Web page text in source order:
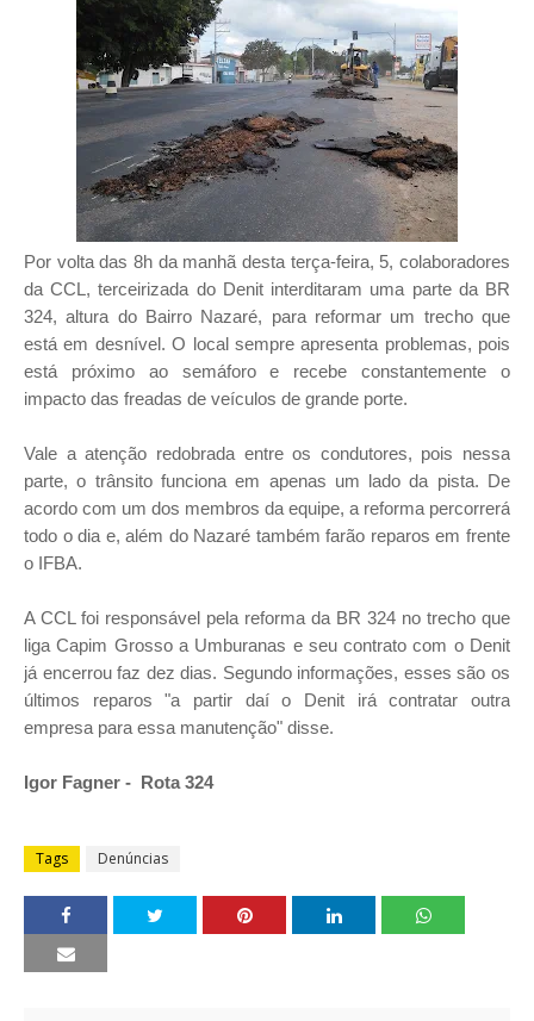
Por volta das 8h da manhã desta terça-feira, 5, colaboradores
da CCL, terceirizada do Denit interditaram uma parte da BR
324, altura do Bairro Nazaré, para reformar um trecho que
está em desnível. O local sempre apresenta problemas, pois
está próximo ao semáforo e recebe constantemente o
impacto das freadas de veículos de grande porte.
Vale a atenção redobrada entre os condutores, pois nessa
parte, o trânsito funciona em apenas um lado da pista. De
acordo com um dos membros da equipe, a reforma percorrerá
todo o dia e, além do Nazaré também farão reparos em frente
o IFBA.
A CCL foi responsável pela reforma da BR 324 no trecho que
liga Capim Grosso a Umburanas e seu contrato com o Denit
já encerrou faz dez dias. Segundo informações, esses são os
últimos reparos "a partir daí o Denit irá contratar outra
empresa para essa manutenção" disse.
Igor Fagner - Rota 324
Tags Denúncias